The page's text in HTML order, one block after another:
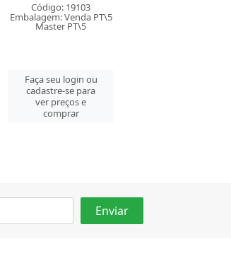
Código: 165510
Embalagem: Venda PT\4
Master CM\40
Faça seu login ou
cadastre-se para
ver preços e
comprar